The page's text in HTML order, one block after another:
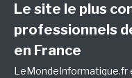
Le site le plus
professionnels
en France
LeMondeInformatique.fr